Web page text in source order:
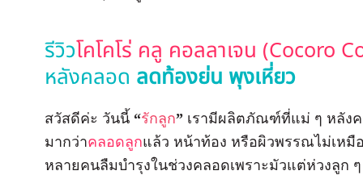
รีวิวโคโคโร่ คลู คอลลาเจน (Cocoro
หลังคลอด ลดท้องย่น พุงเหี่ยว
สวัสดีค่ะ วันนี้ “รักลูก” เรามีผลิตภัณฑ์ที่แม่ ๆ หลัง
มากว่าคลอดลูกแล้ว หน้าท้อง หรือผิวพรรณไม่เห
หลายคนลืมบำรุงในช่วงคลอดเพราะมัวแต่ห่วงลูก